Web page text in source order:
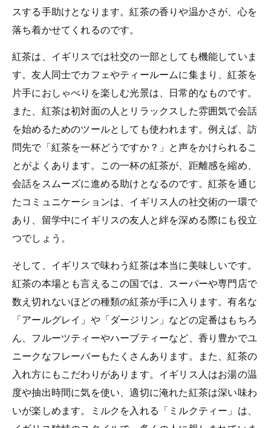
スする手助けとなります。紅茶の香りや温かさが、心を
落ち着かせてくれるのです。
紅茶は、イギリスでは社交の一部としても機能していま
す。友人同士でカフェやティールームに集まり、紅茶を
片手におしゃべりを楽しむ光景は、日常的なものです。
また、紅茶は初対面の人とリラックスした雰囲気で会話
を始めるためのツールとしても使われます。例えば、訪
問先で「紅茶を一杯どうですか？」と声をかけられるこ
とがよくあります。この一杯の紅茶が、距離感を縮め、
会話をスムーズに進める助けとなるのです。紅茶を通じ
たコミュニケーションは、イギリス人の社交術の一環で
あり、留学中にイギリスの友人と絆を深める際にも役立
つでしょう。
そして、イギリスで味わう紅茶は本当に美味しいです。
紅茶の本場とも言えるこの国では、スーパーや専門店で
数え切れないほどの種類の紅茶が手に入ります。有名な
「アールグレイ」や「ダージリン」などの定番はもちろ
ん、フルーツティーやハーブティーなど、香り豊かでユ
ニークなフレーバーもたくさんあります。また、紅茶の
入れ方にもこだわりがあります。イギリス人はお湯の温
度や抽出時間に気を使い、適切に淹れた紅茶は深い味わ
いが楽しめます。ミルクを入れる「ミルクティー」は、